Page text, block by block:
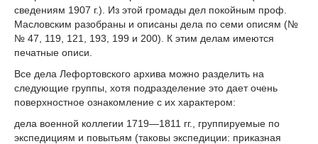
сведениям 1907 г.). Из этой громады дел покойным проф.
Масловским разобраны и описаны дела по семи описям (№
№ 47, 119, 121, 193, 199 и 200). К этим делам имеются
печатные описи.
Все дела Лефортовского архива можно разделить на
следующие группы, хотя подразделение это дает очень
поверхностное ознакомление с их характером:
дела военной коллегии 1719—1811 гг., группируемые по
экспедициям и повытьям (таковы экспедиции: приказная